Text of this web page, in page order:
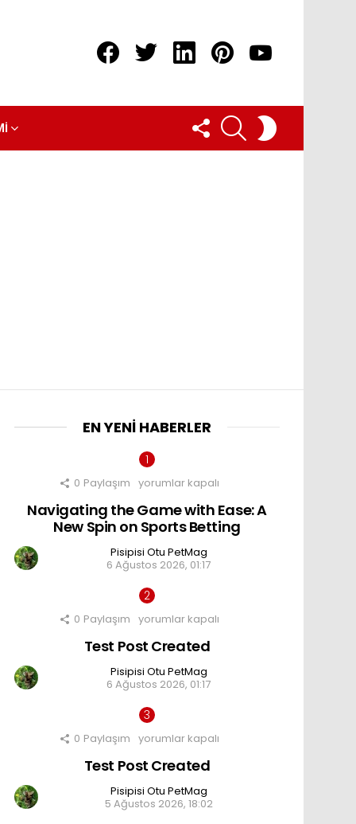
FOLLOW
US
ARAMA
EN YENI HABERLER
0 Paylaşım
Navigating
Game
with
Ease:
A
New
Spin
on
Sports
için
yorumlar kapalı
Navigating the Game with Ease: A
New Spin on Sports Betting
Pisipisi Otu PetMag
6 Ağustos 2026, 01:17
0 Paylaşım
Test
Created
yorumlar kapalı
Test Post Created
Pisipisi Otu PetMag
6 Ağustos 2026, 01:17
0 Paylaşım
Test
Created
yorumlar kapalı
Test Post Created
Pisipisi Otu PetMag
5 Ağustos 2026, 18:02